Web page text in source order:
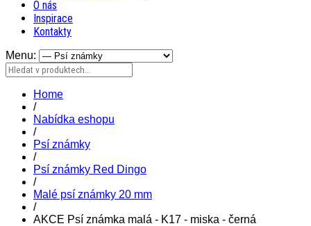
O nás
Inspirace
Kontakty
Menu:
Home
/
Nabídka eshopu
/
Psí známky
/
Psí známky Red Dingo
/
Malé psí známky 20 mm
/
AKCE Psí známka malá - K17 - miska - černá